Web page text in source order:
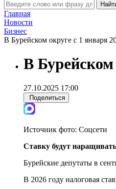
Главная
Новости
Бизнес
В Бурейском округе с 1 января
В Бурейском
27.10.2025 17:00
Поделиться
Источник фото: Соцсети
Ставку будут
Бурейские депутаты в
В 2026 году налоговая